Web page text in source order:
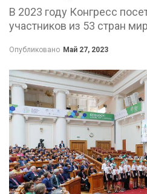
В 2023 году Конгресс
участников из 53 стран
Опубликовано Май 27, 2023